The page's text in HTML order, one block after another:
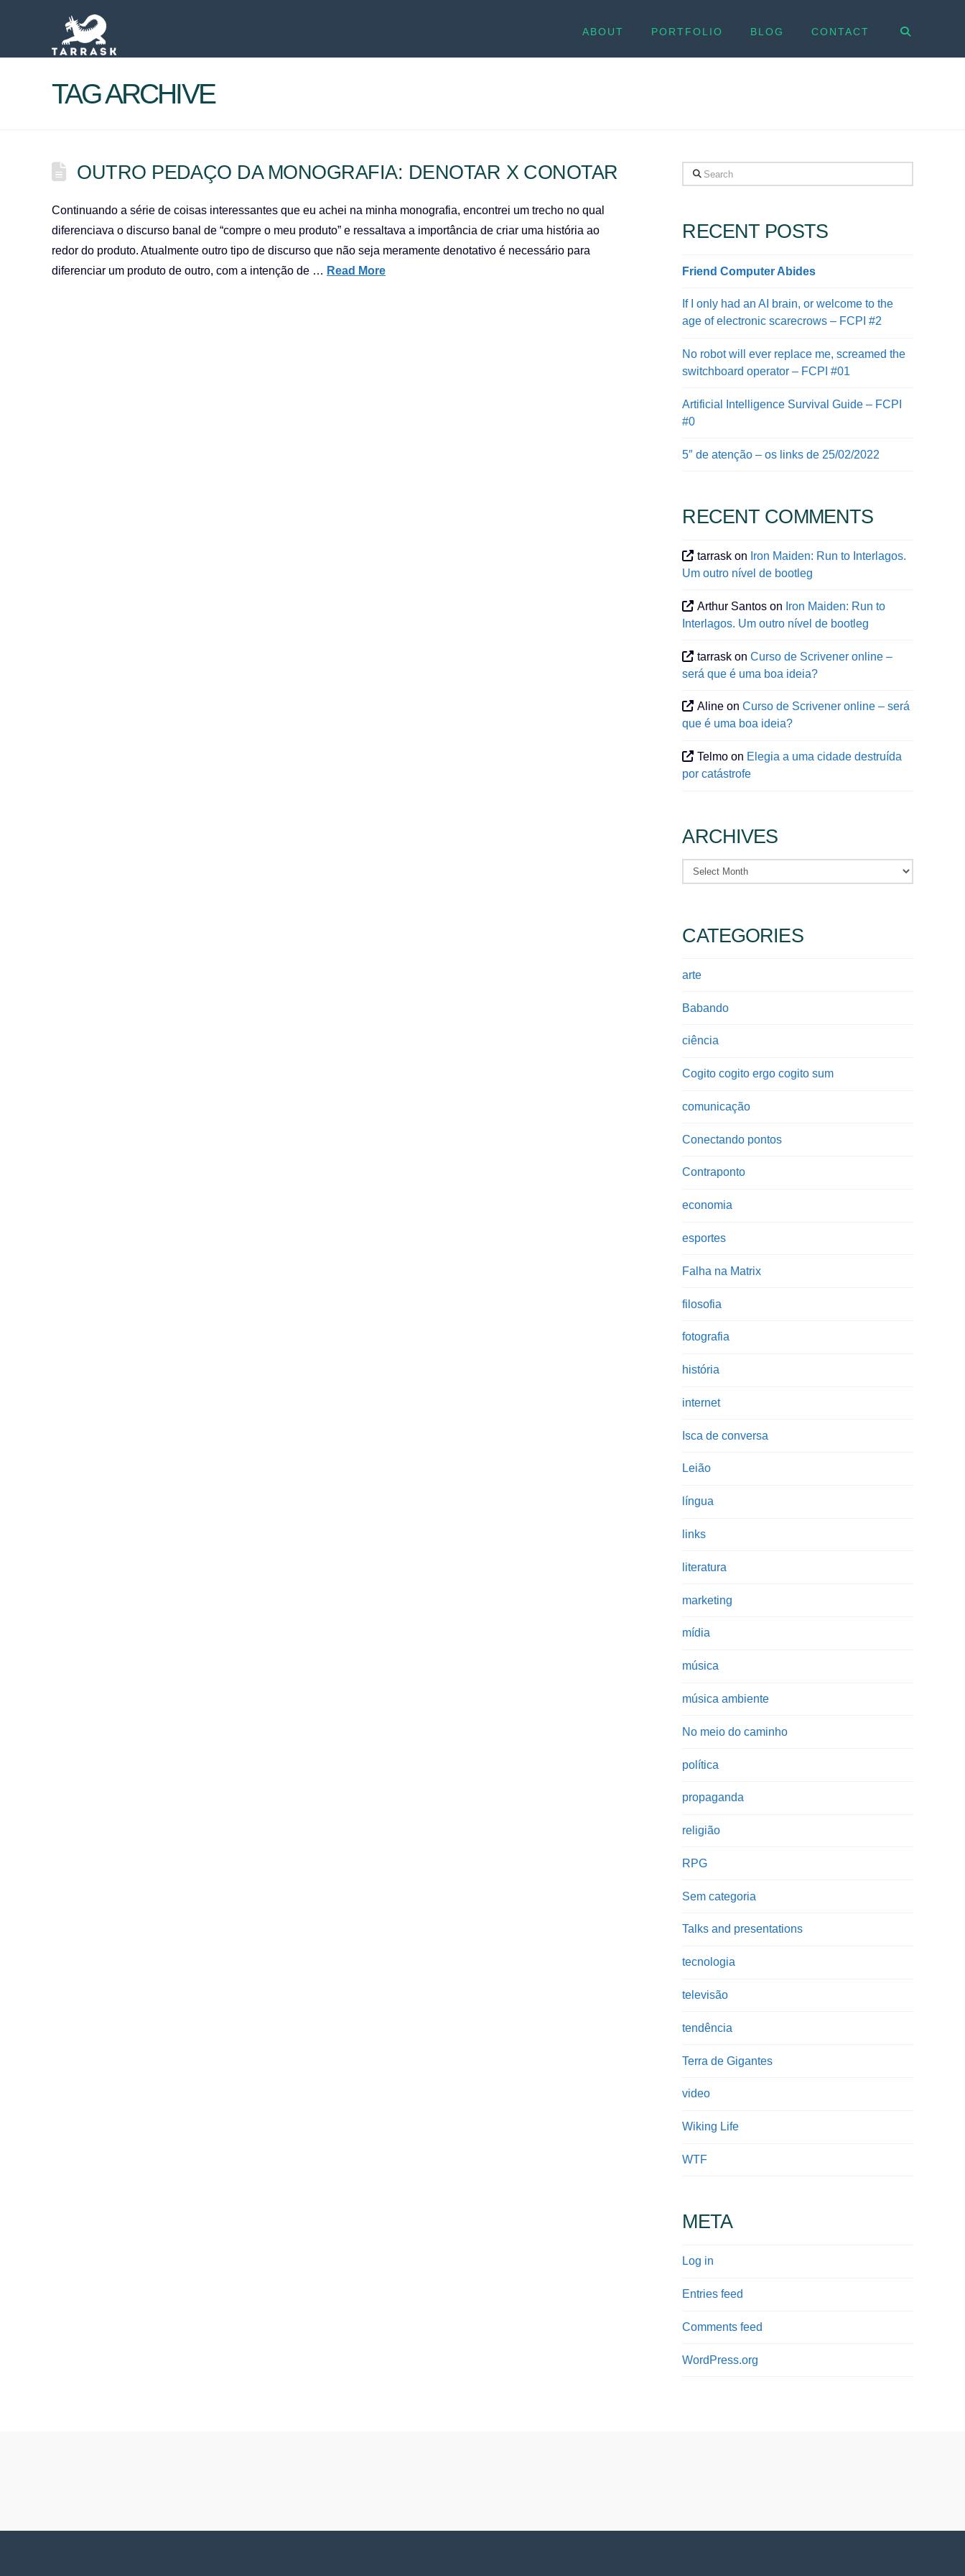
ABOUT PORTFOLIO BLOG CONTACT
TAG ARCHIVE
OUTRO PEDAÇO DA MONOGRAFIA: DENOTAR X CONOTAR
Continuando a série de coisas interessantes que eu achei na minha monografia, encontrei um trecho no qual
diferenciava o discurso banal de “compre o meu produto” e ressaltava a importância de criar uma história ao
redor do produto. Atualmente outro tipo de discurso que não seja meramente denotativo é necessário para
diferenciar um produto de outro, com a intenção de … Read More
Search
RECENT POSTS
Friend Computer Abides
If I only had an AI brain, or welcome to the
age of electronic scarecrows – FCPI #2
No robot will ever replace me, screamed the
switchboard operator – FCPI #01
Artificial Intelligence Survival Guide – FCPI
#0
5″ de atenção – os links de 25/02/2022
RECENT COMMENTS
tarrask on Iron Maiden: Run to Interlagos.
Um outro nível de bootleg
Arthur Santos on Iron Maiden: Run to
Interlagos. Um outro nível de bootleg
tarrask onCurso de Scrivener online –
será que é uma boa ideia?
Aline onCurso de Scrivener online – será
que é uma boa ideia?
Telmo on Elegia a uma cidade destruída
por catástrofe
ARCHIVES
Archives
CATEGORIES
arte
Babando
ciência
Cogito cogito ergo cogito sum
comunicação
Conectando pontos
Contraponto
economia
esportes
Falha na Matrix
filosofia
fotografia
história
internet
Isca de conversa
Leião
língua
links
literatura
marketing
mídia
música
música ambiente
No meio do caminho
política
propaganda
religião
RPG
Sem categoria
Talks and presentations
tecnologia
televisão
tendência
Terra de Gigantes
video
Wiking Life
WTF
META
Log in
Entries feed
Comments feed
WordPress.org